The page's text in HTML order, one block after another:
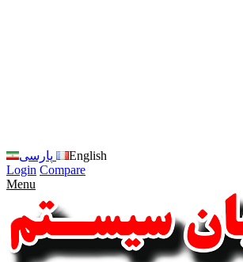
پارسی
English
Login Compare
Menu